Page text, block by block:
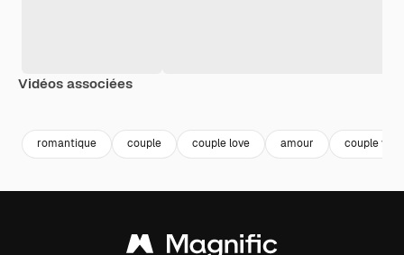
Vidéos associées
romantique couple couple love amour couple